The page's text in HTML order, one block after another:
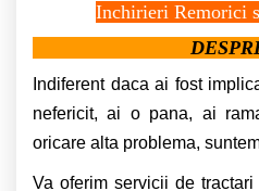
Inchirieri Remorici
Indiferent daca ai fost
nefericit, ai o pana, ai
oricare alta problema,
Va oferim servicii de